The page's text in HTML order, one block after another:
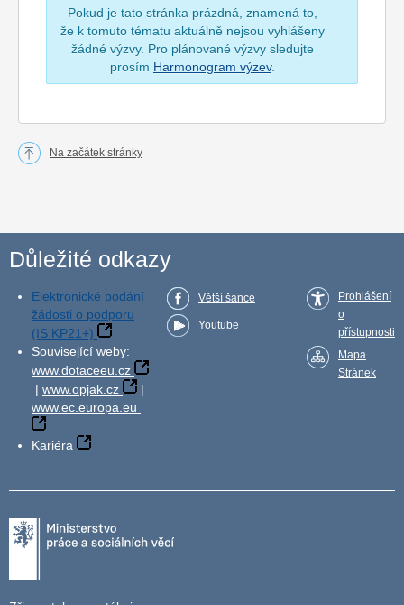
Pokud je tato stránka prázdná, znamená to,
že k tomuto tématu aktuálně nejsou vyhlášeny
žádné výzvy. Pro plánované výzvy sledujte
prosím Harmonogram výzev.
Na začátek stránky
Důležité odkazy
Elektronické podání
žádosti o podporu
(IS KP21+)
Související weby:
www.dotaceeu.cz
| www.opjak.cz
|
www.ec.europa.eu
Kariéra
Větší šance
Youtube
Prohlášení
o
přístupnosti
Mapa
Stránek